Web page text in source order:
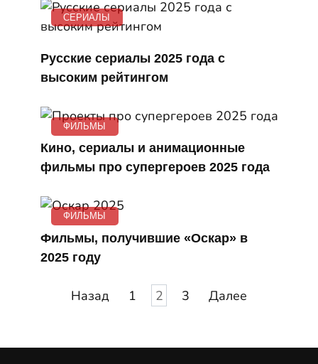
СЕРИАЛЫ
Русские сериалы 2025 года с
высоким рейтингом
ФИЛЬМЫ
Кино, сериалы и анимационные
фильмы про супергероев 2025 года
ФИЛЬМЫ
Фильмы, получившие «Оскар» в
2025 году
ПагинацияНазад 1 2 3 Далее